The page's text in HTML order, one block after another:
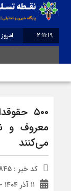
2:11:19
امروز :
۵۰۰
معروف و
می‌کنند
کد خبر : 5845
۱۱ آذر ۱۴۰۴ - ۱۴:۲۴